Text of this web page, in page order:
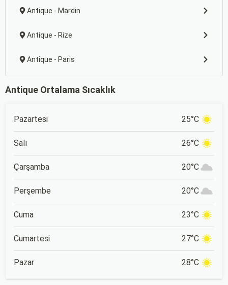
Antique - Mardin
Antique - Rize
Antique - Paris
Antique Ortalama Sıcaklık
Pazartesi 25°C
Salı 26°C
Çarşamba 20°C
Perşembe 20°C
Cuma 23°C
Cumartesi 27°C
Pazar 28°C